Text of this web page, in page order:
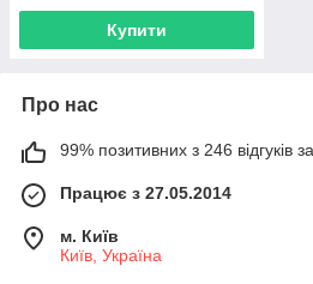
Купити
Про нас
99% позитивних з 246 відгуків
Працює з 27.05.2014
м. Київ
Київ, Україна